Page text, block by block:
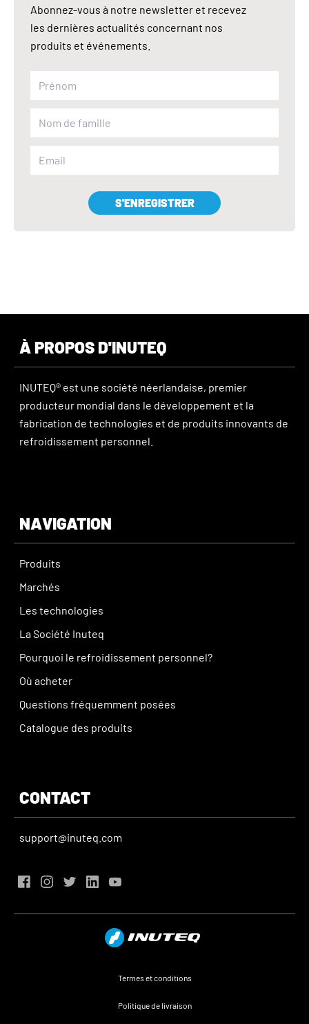
Abonnez-vous à notre newsletter et recevez
les dernières actualités concernant nos
produits et événements.
S'ENREGISTRER
À PROPOS D'INUTEQ
INUTEQ® est une société néerlandaise, premier
producteur mondial dans le développement et la
fabrication de technologies et de produits innovants de
refroidissement personnel.
NAVIGATION
Produits
Marchés
Les technologies
La Société Inuteq
Pourquoi le refroidissement personnel?
Où acheter
Questions fréquemment posées
Catalogue des produits
CONTACT
support@inuteq.com
Termes et conditions
Politique de livraison